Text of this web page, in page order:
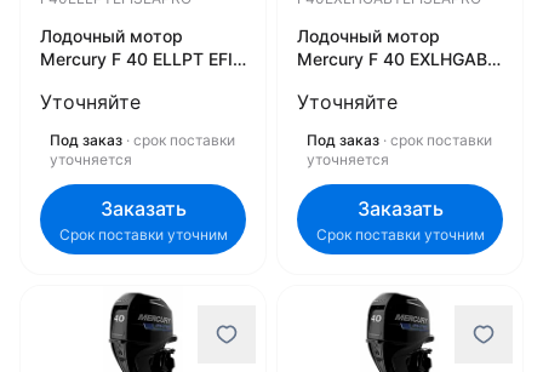
Лодочный мотор
Mercury F 40 ELLPT EFI
F40ELLPTEFISEAPRO
Уточняйте
Под заказ · срок поставки
уточняется
Заказать
Срок поставки уточним
Лодочный мотор
Mercury F 40 EXLHGABT
F40EXLHGABTEFISEAPRO
Уточняйте
Под заказ · срок поставки
уточняется
Заказать
Срок поставки уточним